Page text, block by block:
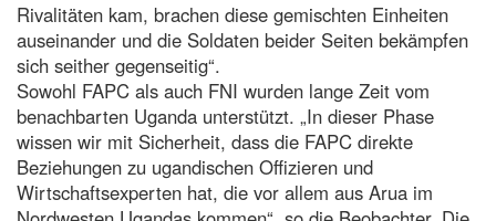
Rivalitäten kam, brachen diese gemischten Einheiten
auseinander und die Soldaten beider Seiten bekämpfen
sich seither gegenseitig“.
Sowohl FAPC als auch FNI wurden lange Zeit vom
benachbarten Uganda unterstützt. „In dieser Phase
wissen wir mit Sicherheit, dass die FAPC direkte
Beziehungen zu ugandischen Offizieren und
Wirtschaftsexperten hat, die vor allem aus Arua im